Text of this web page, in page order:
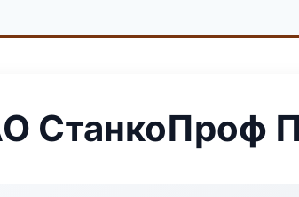
СтанкоПроф